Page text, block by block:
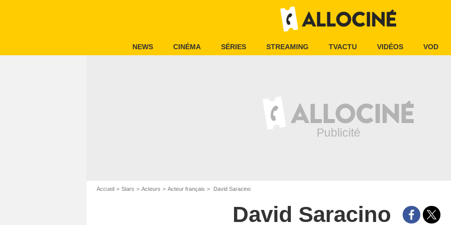
NEWS CINÉMA SÉRIES STREAMING TVACTU VIDÉOS VOD
Accueil Stars Acteurs Acteur français David Saracino
David Saracino